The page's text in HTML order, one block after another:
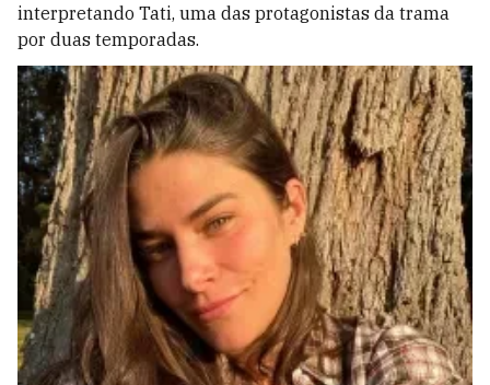
interpretando Tati, uma das protagonistas da trama
por duas temporadas.